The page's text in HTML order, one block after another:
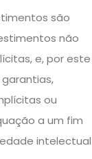
são
não
e, por este
ou
a um fim
intelectual